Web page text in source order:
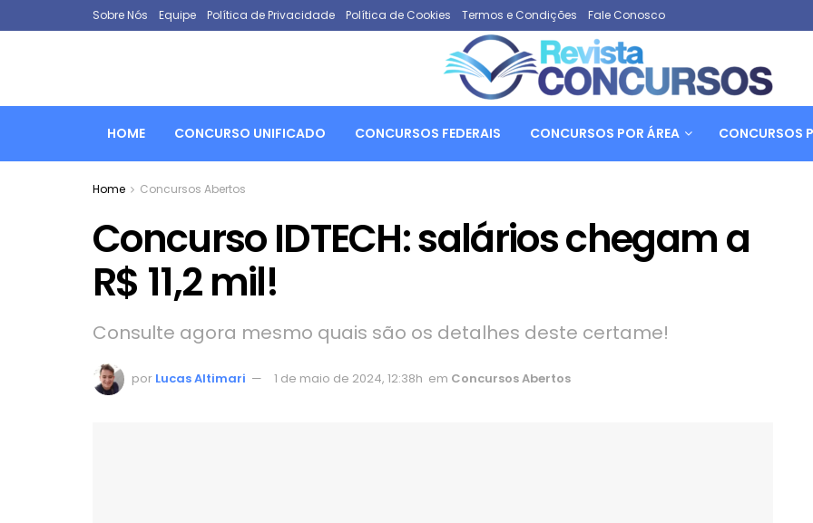
Sobre Nós Equipe Política de Privacidade Política de Cookies Termos e Condições Fale Conosco
HOME CONCURSO UNIFICADO CONCURSOS FEDERAIS CONCURSOS POR ÁREA CONCURSOS
Home Concursos Abertos
Concurso IDTECH: salários chegam a
R$ 11,2 mil!
Consulte agora mesmo quais são os detalhes deste certame!
por Lucas Altimari 1 de maio de 2024, 12:38h em Concursos Abertos